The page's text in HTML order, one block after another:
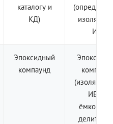
каталогу и
КД)
ИЕ)
Эпоксидный
компаунд
компаунд
(изолятор
ИЕп с